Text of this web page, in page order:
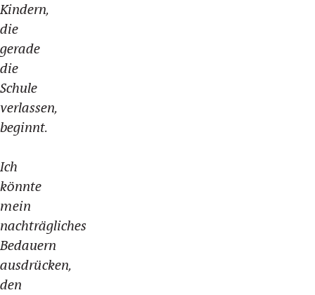
Kindern,
die
gerade
die
Schule
verlassen,
beginnt.
Ich
könnte
mein
nachträgliches
Bedauern
ausdrücken,
den